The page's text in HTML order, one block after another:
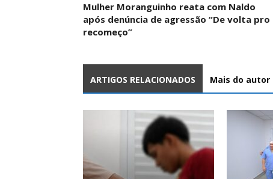
Mulher Moranguinho reata com Naldo
após denúncia de agressão “De volta pro
recomeço”
ARTIGOS RELACIONADOS Mais do autor